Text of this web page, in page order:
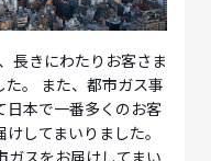
長きにわたりお客さま
。 また、都市ガス事
日本で一番多くのお客
してまいりました。